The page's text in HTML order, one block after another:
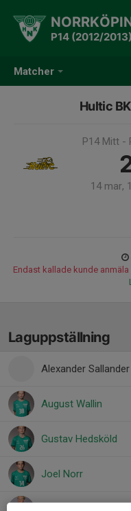
Matcher
P14 (2012/2013)
Hultic
P14 Mitt -
14 mar,
Endast kallade kunde
Laguppställning
Alexander Sallander
August Wallin
Gustav Hedsköld
Joel Norr